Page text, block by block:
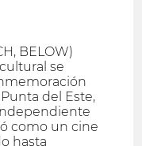
BELOW)
se
del Este,
como un cine
hasta